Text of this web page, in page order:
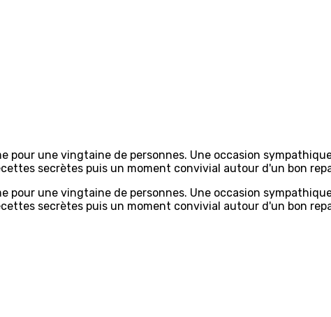
pour une vingtaine de personnes. Une occasion
secrètes puis un moment convivial autour d'un bon
pour une vingtaine de personnes. Une occasion
secrètes puis un moment convivial autour d'un bon